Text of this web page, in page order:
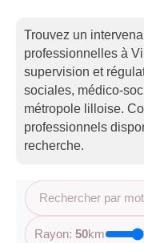
Trouvez un
professionnelles à
supervision et
sociales, médico-
métropole lilloise.
professionnels
recherche.
Rayon:50km